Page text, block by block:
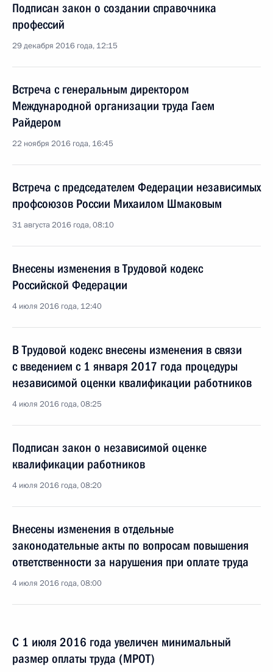
Подписан закон о создании справочника
профессий
29 декабря 2016 года, 12:15
Встреча с генеральным директором
Международной организации труда Гаем
Райдером
22 ноября 2016 года, 16:45
Встреча с председателем Федерации независимых
профсоюзов России Михаилом Шмаковым
31 августа 2016 года, 08:10
Внесены изменения в Трудовой кодекс
Российской Федерации
4 июля 2016 года, 12:40
В Трудовой кодекс внесены изменения в связи
с введением с 1 января 2017 года процедуры
независимой оценки квалификации работников
4 июля 2016 года, 08:25
Подписан закон о независимой оценке
квалификации работников
4 июля 2016 года, 08:20
Внесены изменения в отдельные
законодательные акты по вопросам повышения
ответственности за нарушения при оплате труда
4 июля 2016 года, 08:00
C 1 июля 2016 года увеличен минимальный
размер оплаты труда (МРОТ)